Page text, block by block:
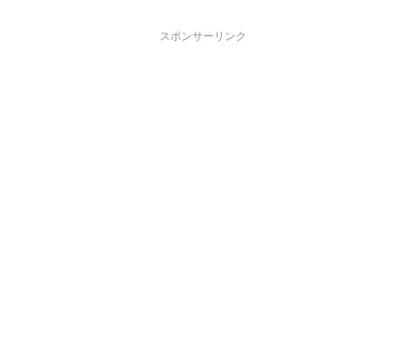
スポンサーリンク